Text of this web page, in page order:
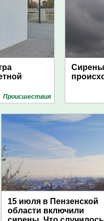
Проиcшествия
Сирены
15 июля в Пензенской
области включили